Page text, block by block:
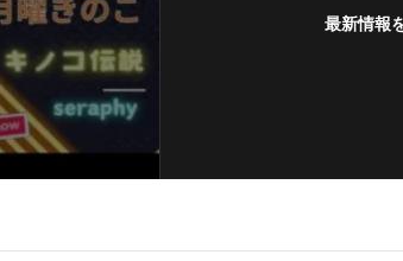
最新情報